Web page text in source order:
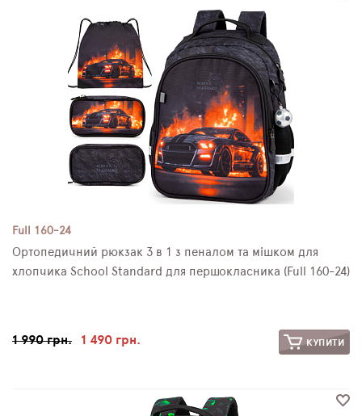
Full 160-24
Ортопедичний рюкзак 3 в 1 з пеналом та мішком для
хлопчика School Standard для першокласника (Full 160-24)
1 990 грн. 1 490 грн. КУПИТИ